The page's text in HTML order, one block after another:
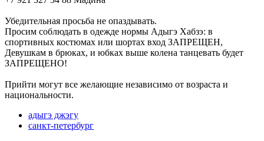
Убедительная просьба не опаздывать.
Просим соблюдать в одежде нормы Адыгэ Хабзэ: в
спортивных костюмах или шортах вход ЗАПРЕЩЕН,
Девушкам в брюках, и юбках выше колена танцевать будет
ЗАПРЕЩЕНО!
Прийти могут все желающие независимо от возраста и
национальности.
адыгэ джэгу
санкт-петербург